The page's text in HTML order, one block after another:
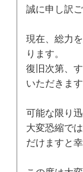
誠に申し訳
現在、総力
ります。
復旧次第、
いただきます
可能な限り
大変恐縮で
だけますと幸